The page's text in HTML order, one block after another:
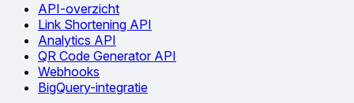
API-overzicht
Link Shortening API
Analytics API
QR Code Generator API
Webhooks
BigQuery-integratie